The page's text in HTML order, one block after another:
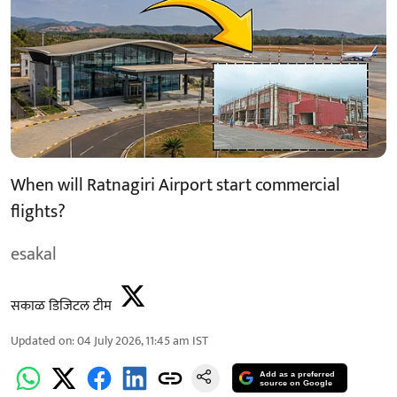
When will Ratnagiri Airport start commercial
flights?
esakal
सकाळ डिजिटल टीम
Updated on:04 July 2026, 11:45 am IST
Add as a preferred
source on Google